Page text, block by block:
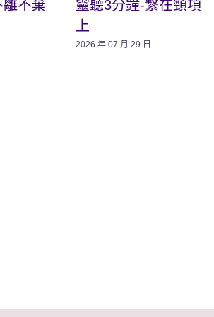
不棄
靈聽3分鐘-繫在頸項
上
2026 年 07 月 29 日